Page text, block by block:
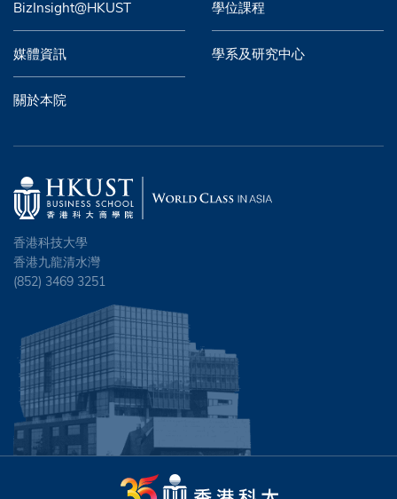
BizInsight@HKUST 學位課程
媒體資訊 學系及研究中心
關於本院
香港科技大學
香港九龍清水灣
(852) 3469 3251